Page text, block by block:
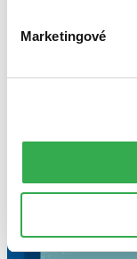
Marketingové